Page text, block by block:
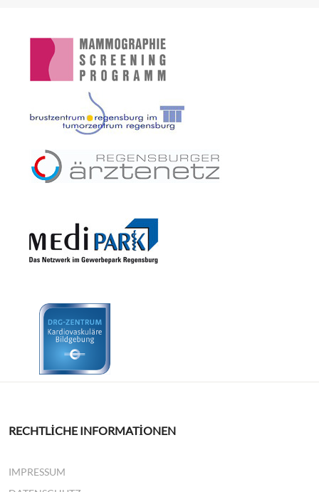
RECHTLICHE INFORMATIONEN
IMPRESSUM